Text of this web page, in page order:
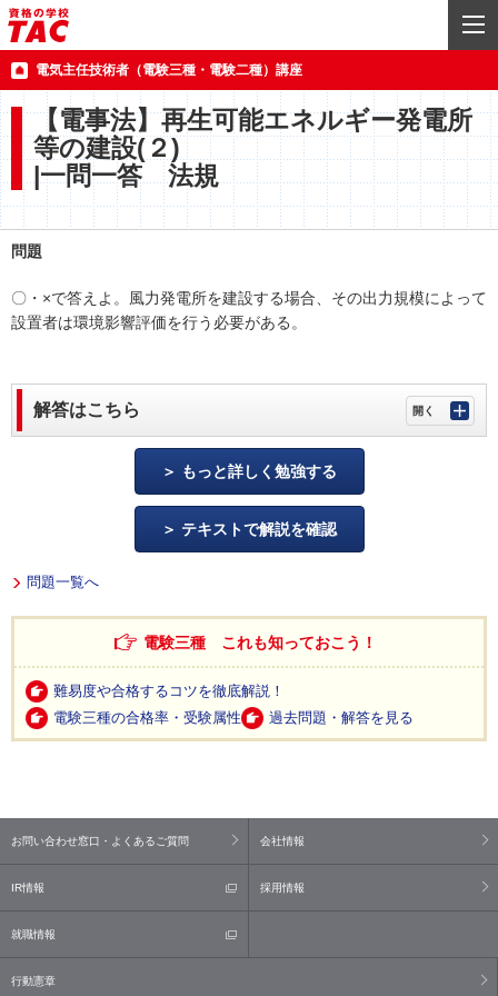
電気主任技術者（電験三種・電験二種）講座
【電事法】再生可能エネルギー発電所
等の建設(２)
|一問一答 法規
問題
〇・×で答えよ。風力発電所を建設する場合、その出力規模によって
設置者は環境影響評価を行う必要がある。
解答はこちら
もっと詳しく勉強する
テキストで解説を確認
問題一覧へ
電験三種 これも知っておこう！
難易度や合格するコツを徹底解説！
電験三種の合格率・受験属性
過去問題・解答を見る
お問い合わせ窓口・よくあるご質問 会社情報
IR情報 採用情報
就職情報
行動憲章